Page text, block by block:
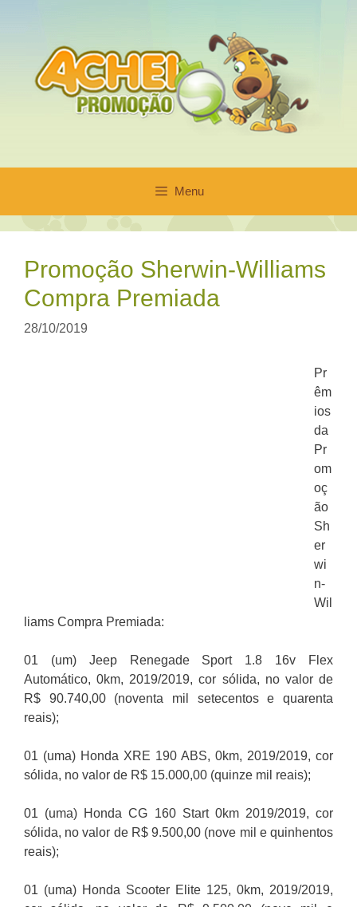
conteúdo
Menu
Promoção Sherwin-Williams
Compra Premiada
28/10/2019
Pr
êm
ios
da
Pr
om
oç
ão
Sh
er
wi
n-
Wil
liams Compra Premiada:
01 (um) Jeep Renegade Sport 1.8 16v Flex
Automático, 0km, 2019/2019, cor sólida, no valor de
R$ 90.740,00 (noventa mil setecentos e quarenta
reais);
01 (uma) Honda XRE 190 ABS, 0km, 2019/2019, cor
sólida, no valor de R$ 15.000,00 (quinze mil reais);
01 (uma) Honda CG 160 Start 0km 2019/2019, cor
sólida, no valor de R$ 9.500,00 (nove mil e quinhentos
reais);
01 (uma) Honda Scooter Elite 125, 0km, 2019/2019,